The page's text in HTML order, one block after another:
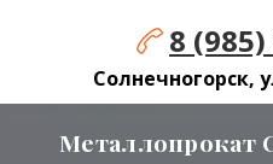
8
Солнечногорск,
Металлопрокат